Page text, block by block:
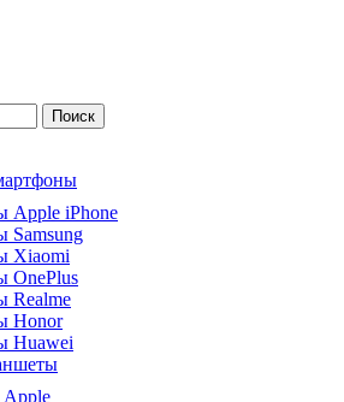
Поиск
Apple iPhone
Samsung
Xiaomi
OnePlus
Realme
Honor
Huawei